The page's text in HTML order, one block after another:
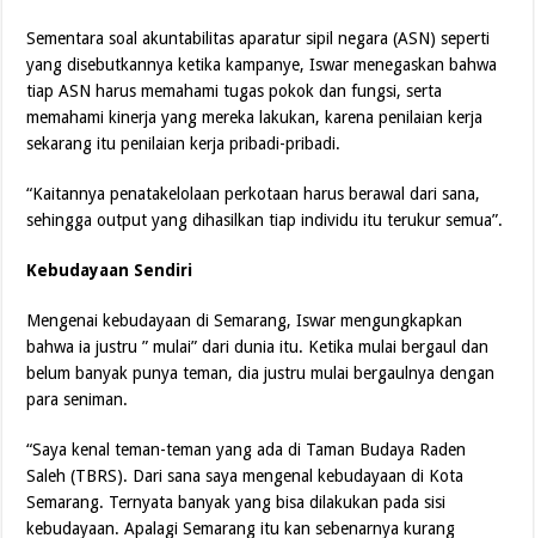
Sementara soal akuntabilitas aparatur sipil negara (ASN) seperti
yang disebutkannya ketika kampanye, Iswar menegaskan bahwa
tiap ASN harus memahami tugas pokok dan fungsi, serta
memahami kinerja yang mereka lakukan, karena penilaian kerja
sekarang itu penilaian kerja pribadi-pribadi.
“Kaitannya penatakelolaan perkotaan harus berawal dari sana,
sehingga output yang dihasilkan tiap individu itu terukur semua”.
Kebudayaan Sendiri
Mengenai kebudayaan di Semarang, Iswar mengungkapkan
bahwa ia justru ” mulai” dari dunia itu. Ketika mulai bergaul dan
belum banyak punya teman, dia justru mulai bergaulnya dengan
para seniman.
“Saya kenal teman-teman yang ada di Taman Budaya Raden
Saleh (TBRS). Dari sana saya mengenal kebudayaan di Kota
Semarang. Ternyata banyak yang bisa dilakukan pada sisi
kebudayaan. Apalagi Semarang itu kan sebenarnya kurang